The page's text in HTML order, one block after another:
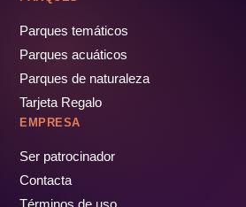
Parques temáticos
Parques acuáticos
Parques de naturaleza
Tarjeta Regalo
EMPRESA
Ser patrocinador
Contacta
Términos de uso